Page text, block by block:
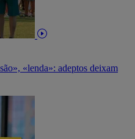
«lenda»: adeptos deixam